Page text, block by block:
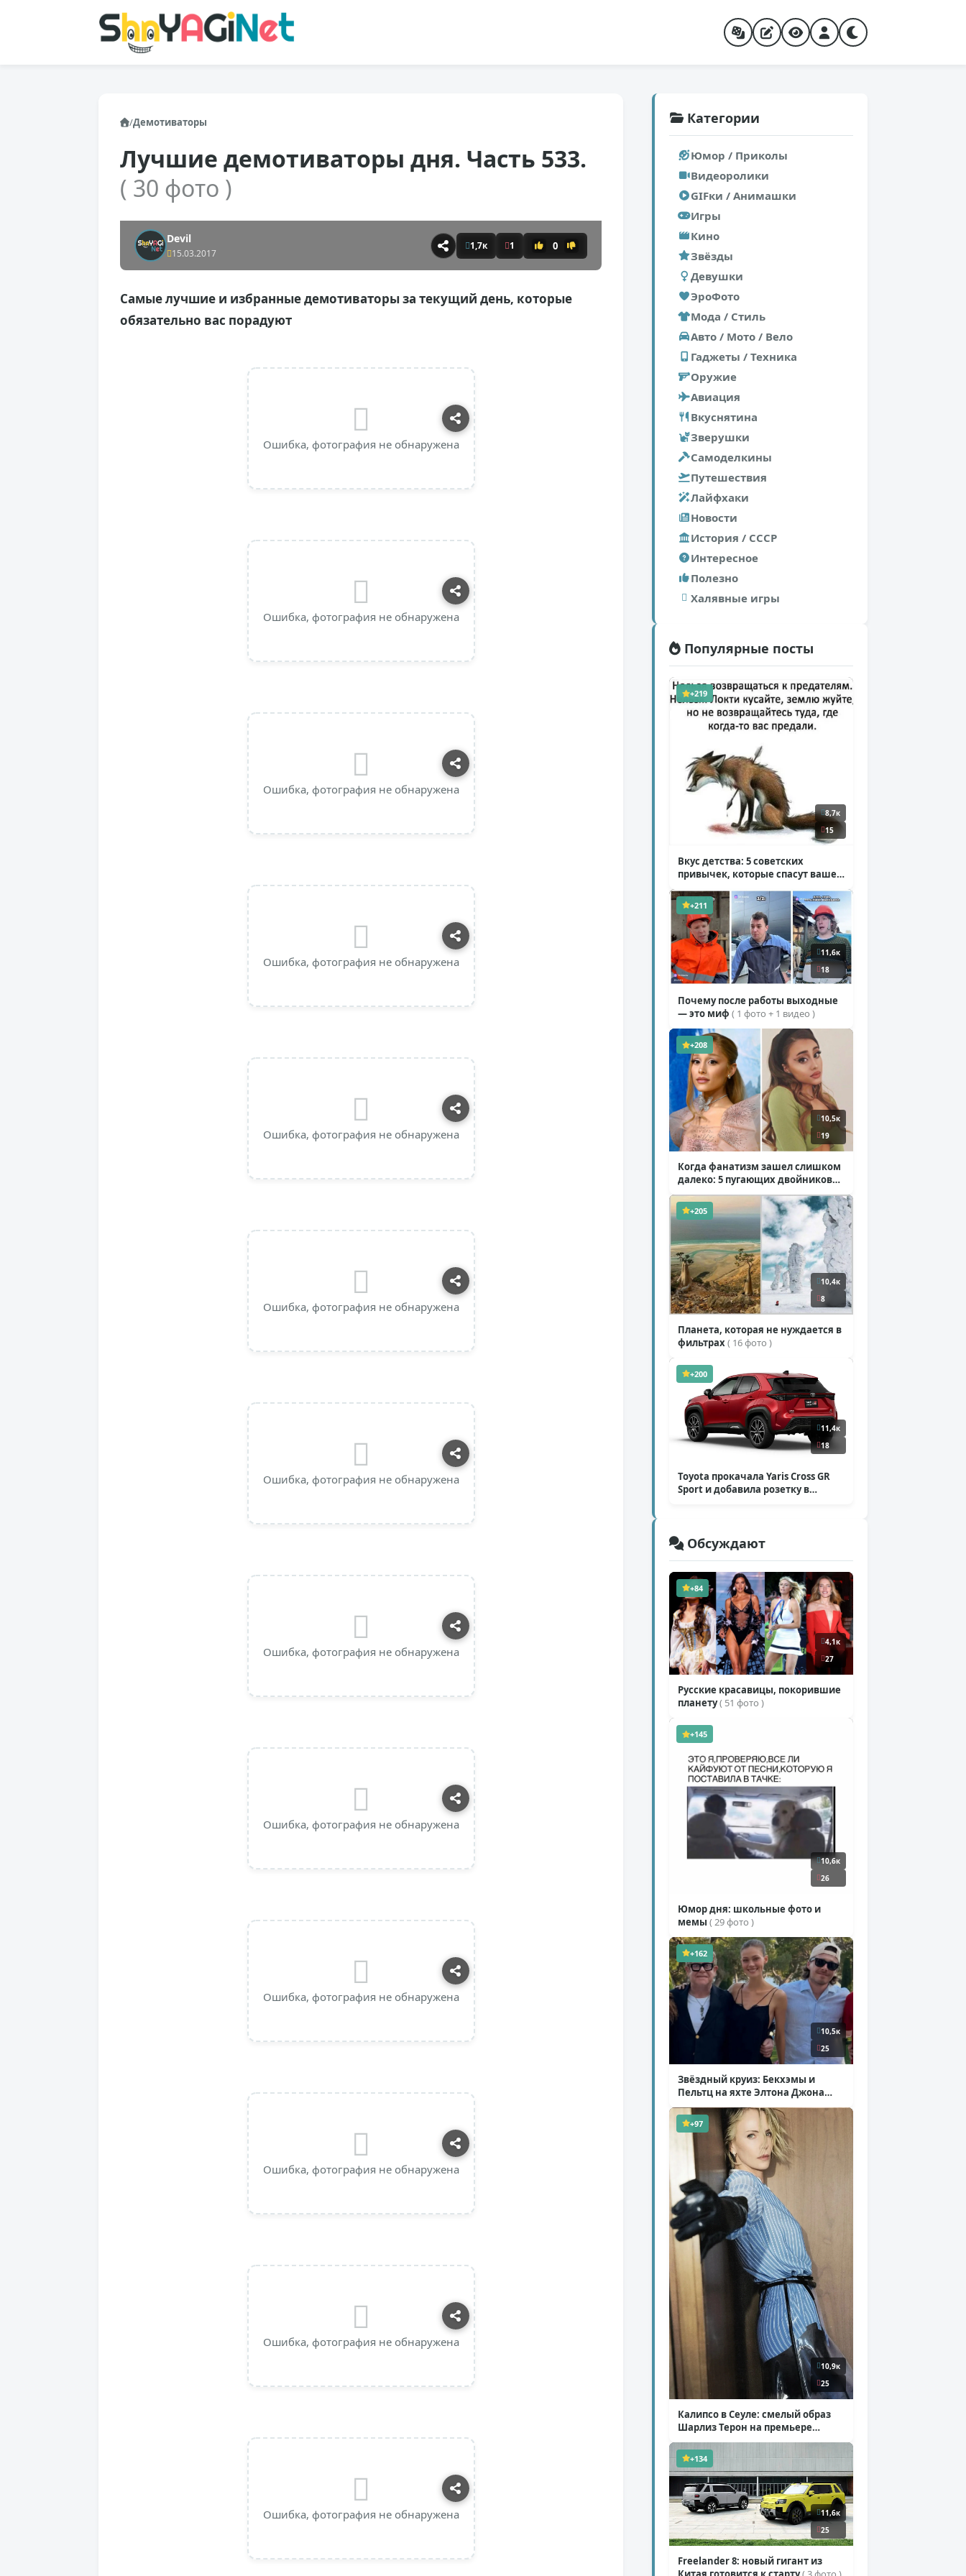
/Демотиваторы
Лучшие демотиваторы дня. Часть 533.
( 30 фото )
Devil
15.03.2017
1,7к 1 0
Самые лучшие и избранные демотиваторы за текущий день, которые
обязательно вас порадуют
Ошибка, фотография не обнаружена
Ошибка, фотография не обнаружена
Ошибка, фотография не обнаружена
Ошибка, фотография не обнаружена
Ошибка, фотография не обнаружена
Ошибка, фотография не обнаружена
Ошибка, фотография не обнаружена
Ошибка, фотография не обнаружена
Ошибка, фотография не обнаружена
Ошибка, фотография не обнаружена
Ошибка, фотография не обнаружена
Ошибка, фотография не обнаружена
Ошибка, фотография не обнаружена
Категории
Юмор / Приколы
Видеоролики
GIFки / Анимашки
Игры
Кино
Звёзды
Девушки
ЭроФото
Мода / Стиль
Авто / Мото / Вело
Гаджеты / Техника
Оружие
Авиация
Вкуснятина
Зверушки
Самоделкины
Путешествия
Лайфхаки
Новости
История / СССР
Интересное
Полезно
Халявные игры
Популярные посты
+219
8,7к
15
Вкус детства: 5 советских
привычек, которые спасут ваше
+211
11,6к
18
Почему после работы выходные
— это миф ( 1 фото + 1 видео )
+208
10,5к
19
Когда фанатизм зашел слишком
далеко: 5 пугающих двойников
звезд( 10 фото )
+205
10,4к
8
Планета, которая не нуждается в
фильтрах( 16 фото )
+200
11,4к
18
Toyota прокачала Yaris Cross GR
Sport и добавила розетку в
Обсуждают
+84
4,1к
27
Русские красавицы, покорившие
планету( 51 фото )
+145
10,6к
26
Юмор дня: школьные фото и
мемы ( 29 фото )
+162
10,5к
25
Звёздный круиз: Бекхэмы и
Пельтц на яхте Элтона Джона
( 12 фото )
+97
10,9к
25
Калипсо в Сеуле: смелый образ
Шарлиз Терон на премьере
«Одиссеи»( 6 фото )
+134
11,6к
25
Freelander 8: новый гигант из